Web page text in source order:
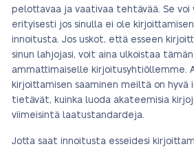
pelottavaa ja vaativaa tehtävää. Se voi
erityisesti jos sinulla ei ole
innoitusta. Jos uskot, että esseen
sinun lahjojasi, voit aina ulkoistaa
ammattimaiselle kirjoitusyhtiöllemme.
kirjoittamisen saaminen meiltä on hyvä
tietävät, kuinka luoda akateemisia
viimeisintä laatustandardeja.
Jotta saat innoitusta esseidesi